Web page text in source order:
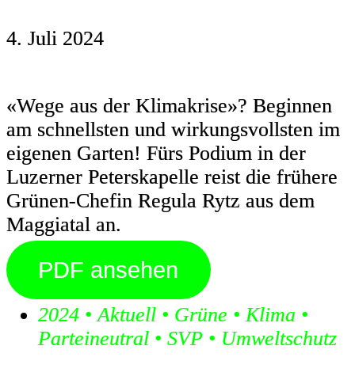
4. Juli 2024
«Wege aus der Klimakrise»? Beginnen
am schnellsten und wirkungsvollsten im
eigenen Garten! Fürs Podium in der
Luzerner Peterskapelle reist die frühere
Grünen-Chefin Regula Rytz aus dem
Maggiatal an.
PDF ansehen
2024 •Aktuell • Grüne •Klima •
Parteineutral • SVP • Umweltschutz